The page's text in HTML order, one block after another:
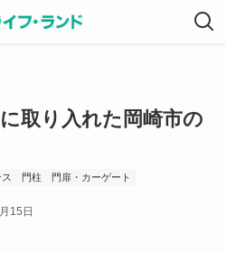
取り入れた岡崎市の
門柱
門扉・カーゲート
15日